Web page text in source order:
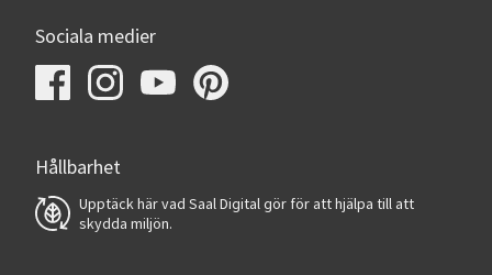
Sociala medier
Hållbarhet
Upptäck här vad Saal Digital gör för att hjälpa till att
skydda miljön.